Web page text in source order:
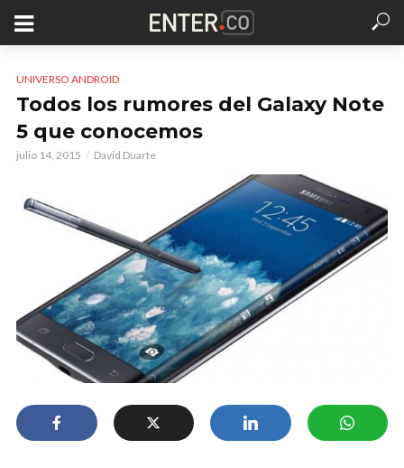
UNIVERSO ANDROID
Todos los rumores del Galaxy Note
5 que conocemos
julio 14, 2015 David Duarte